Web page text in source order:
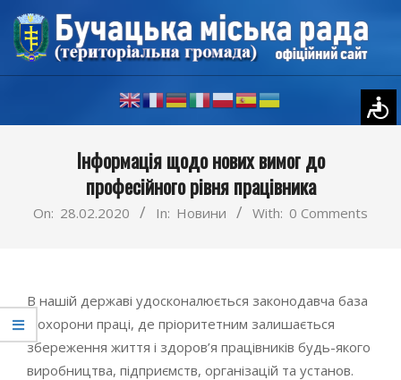
Skip
content
Інформація щодо нових вимог до
професійного рівня працівника
On: 28.02.2020 In: Новини With: 0 Comments
В нашій державі удосконалюється законодавча база
з охорони праці, де пріоритетним залишається
збереження життя і здоров’я працівників будь-якого
виробництва, підприємств, організацій та установ.